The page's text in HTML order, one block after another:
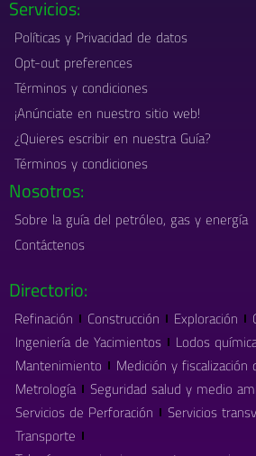
Servicios:
Políticas y Privacidad de datos
Opt-out preferences
Términos y condiciones
¡Anúnciate en nuestro sitio web!
¿Quieres escribir en nuestra Guía?
Términos y condiciones
Nosotros:
Sobre la guía del petróleo, gas y energía
Contáctenos
Directorio:
Refinación Construcción Exploración
Ingeniería de Yacimientos
Lodos
Mantenimiento
Medición y fiscalización
Metrología
Seguridad salud y medio
Servicios de Perforación
Servicios
Transporte